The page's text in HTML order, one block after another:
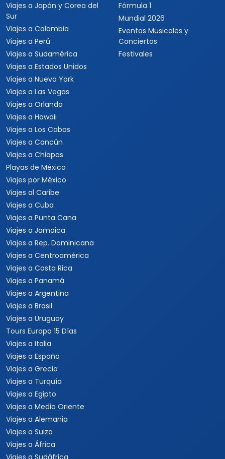
Viajes a Japón y Corea del
Sur
Viajes a Colombia
Viajes a Perú
Viajes a Sudamérica
Viajes a Estados Unidos
Viajes a Nueva York
Viajes a Las Vegas
Viajes a Orlando
Viajes a Hawaii
Viajes a Los Cabos
Viajes a Cancún
Viajes a Chiapas
Playas de México
Viajes por México
Viajes al Caribe
Viajes a Cuba
Viajes a Punta Cana
Viajes a Jamaica
Viajes a Rep. Dominicana
Viajes a Centroamérica
Viajes a Costa Rica
Viajes a Panamá
Viajes a Argentina
Viajes a Brasil
Viajes a Uruguay
Tours Europa 15 Días
Viajes a Italia
Viajes a España
Viajes a Grecia
Viajes a Turquía
Viajes a Egipto
Viajes a Medio Oriente
Viajes a Alemania
Viajes a Suiza
Viajes a África
Viajes a Sudáfrica
Fórmula 1
Mundial 2026
Eventos Musicales y
Conciertos
Festivales